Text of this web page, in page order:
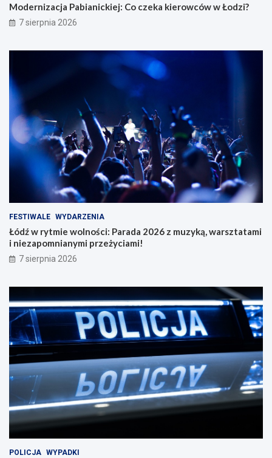
Modernizacja Pabianickiej: Co czeka kierowców w Łodzi?
7 sierpnia 2026
FESTIWALE WYDARZENIA
Łódź w rytmie wolności: Parada 2026 z muzyką, warsztatami
i niezapomnianymi przeżyciami!
7 sierpnia 2026
POLICJA WYPADKI